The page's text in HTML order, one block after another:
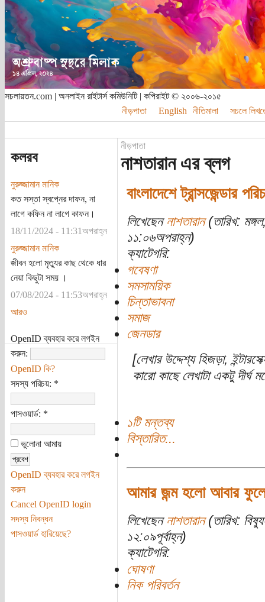
সচলায়তন.com | অনলাইন রাইটার্স কমিউনিটি | কপিরাইট © ২০০৬-২০১৫
নীড়পাতা
English নীতিমালা সচলে
কলরব
নুরুজ্জামান মানিক
কত সস্তা স্বপ্নের দাফন, না
লাগে কফিন না লাগে কাফন।
18/11/2024 - 11:31অপরাহ্ন
নুরুজ্জামান মানিক
জীবন হলো মৃত্যুর কাছ থেকে ধার
নেয়া কিছুটা সময় ।
07/08/2024 - 11:53অপরাহ্ন
আরও
OpenID ব্যবহার করে লগইন
করুন:
OpenID কি?
সদস্য পরিচয়: *
পাসওয়ার্ড: *
ভুলোনা আমায়
OpenID ব্যবহার করে লগইন
করুন
Cancel OpenID login
সদস্য নিবন্ধন
পাসওয়ার্ড হারিয়েছে?
নীড়পাতা
নাশতারান এর ব্লগ
বাংলাদেশে ট্রান্সজেন্ডার
লিখেছেন নাশতারান(তারিখ:
১১:০৬অপরাহ্ন)
ক্যাটেগরি:
গবেষণা
সমসাময়িক
চিন্তাভাবনা
সমাজ
জেনডার
[লেখার উদ্দেশ্য হিজড়া,
কারো কাছে লেখাটা একটু
১টি মন্তব্য
বিস্তারিত...
আমার জন্ম হলো আবার
লিখেছেন নাশতারান(তারিখ:
১২:০৯পূর্বাহ্ন)
ক্যাটেগরি:
ঘোষণা
নিক পরিবর্তন